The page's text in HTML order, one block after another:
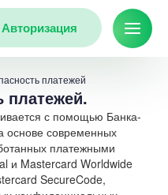
Авторизация
платежей
платежей.
с помощью Банка-
основе современных
платежными
и Mastercard Worldwide
SecureCode,